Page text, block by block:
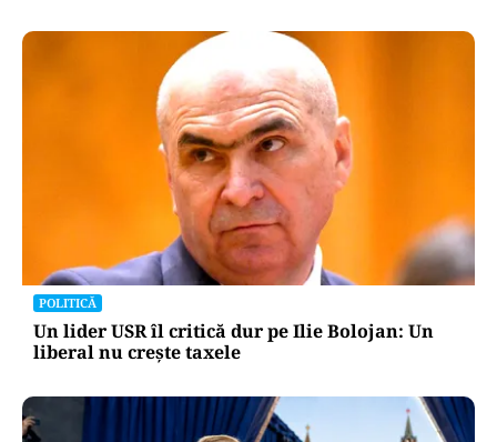
POLITICĂ
Un lider USR îl critică dur pe Ilie Bolojan: Un
liberal nu crește taxele